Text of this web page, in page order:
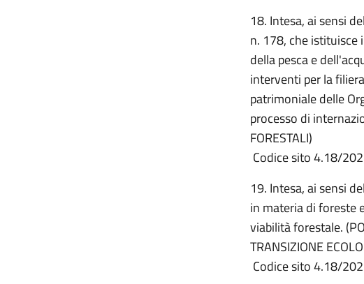
18. Intesa, ai sensi
n. 178, che istituisce
della pesca e
interventi per la
patrimoniale delle
processo di
FORESTALI)
Codice sito 4.18/
19. Intesa, ai sensi
in materia di foreste
viabilità forestale.
TRANSIZIONE
Codice sito 4.18/